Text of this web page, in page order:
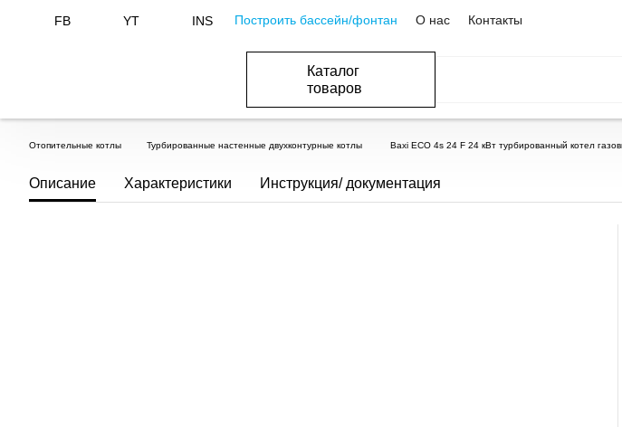
FB YT INS Построить бассейн/фонтан О нас Контакты
Каталог
товаров
Отопительные котлы Турбированные настенные двухконтурные котлы Baxi ECO 4s 24 F 24 кВт турбированный котел
Описание Характеристики Инструкция/ документация